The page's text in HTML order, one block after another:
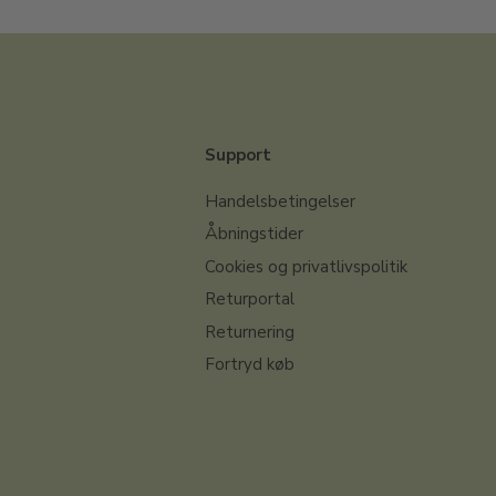
Support
Handelsbetingelser
Åbningstider
Cookies og privatlivspolitik
Returportal
Returnering
Fortryd køb